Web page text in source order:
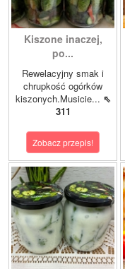
Kiszone inaczej,
po...
Rewelacyjny smak i
chrupkość ogórków
kiszonych.Musicie... ⇖
311
Zobacz przepis!